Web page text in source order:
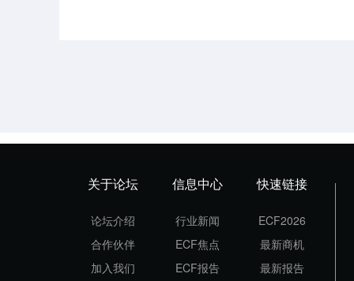
关于论坛
论坛介绍
合作伙伴
加入我们
信息中心
行业新闻
ECF焦点
ECF报告
快速链接
ECF2026
最新商机
最新报告